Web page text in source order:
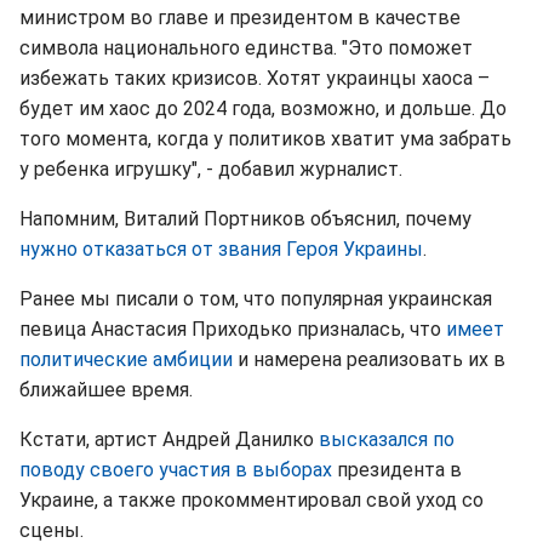
министром во главе и президентом в качестве
символа национального единства. "Это поможет
избежать таких кризисов. Хотят украинцы хаоса –
будет им хаос до 2024 года, возможно, и дольше. До
того момента, когда у политиков хватит ума забрать
у ребенка игрушку", - добавил журналист.
Напомним, Виталий Портников объяснил, почему
нужно отказаться от звания Героя Украины.
Ранее мы писали о том, что популярная украинская
певица Анастасия Приходько призналась, что имеет
политические амбиции и намерена реализовать их в
ближайшее время.
Кстати, артист Андрей Данилко высказался по
поводу своего участия в выборах президента в
Украине, а также прокомментировал свой уход со
сцены.